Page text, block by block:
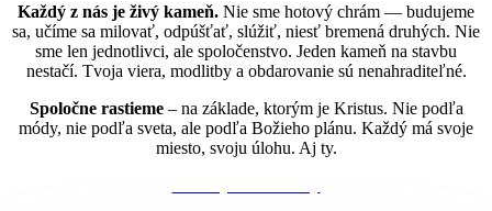
Každý z nás je živý kameň. Nie sme hotový chrám — budujeme
sa, učíme sa milovať, odpúšťať, slúžiť, niesť bremená druhých. Nie
sme len jednotlivci, ale spoločenstvo. Jeden kameň na stavbu
nestačí. Tvoja viera, modlitby a obdarovanie sú nenahraditeľné.
Spoločne rastieme– na základe, ktorým je Kristus. Nie podľa
módy, nie podľa sveta, ale podľa Božieho plánu. Každý má svoje
miesto, svoju úlohu. Aj ty.